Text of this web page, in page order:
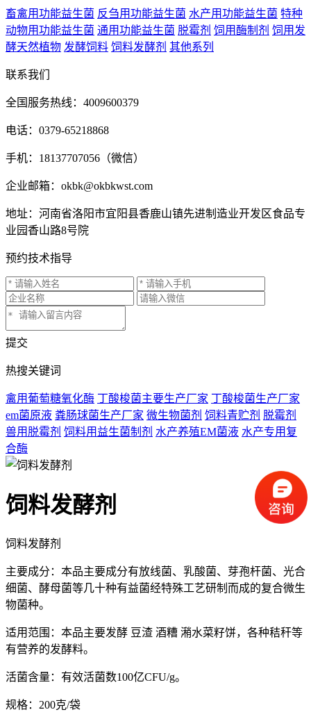
畜禽用功能益生菌 反刍用功能益生菌 水产用功能益生菌 特种
动物用功能益生菌 通用功能益生菌 脱霉剂 饲用酶制剂 饲用发
酵天然植物 发酵饲料 饲料发酵剂 其他系列
联系我们
全国服务热线：4009600379
电话：0379-65218868
手机：18137707056（微信）
企业邮箱：okbk@okbkwst.com
地址：河南省洛阳市宜阳县香鹿山镇先进制造业开发区食品专
业园香山路8号院
预约技术指导
提交
热搜关键词
禽用葡萄糖氧化酶 丁酸梭菌主要生产厂家 丁酸梭菌生产厂家
em菌原液 粪肠球菌生产厂家 微生物菌剂 饲料青贮剂 脱霉剂
兽用脱霉剂 饲料用益生菌制剂 水产养殖EM菌液 水产专用复
合酶
饲料发酵剂
饲料发酵剂
主要成分：本品主要成分有放线菌、乳酸菌、芽孢杆菌、光合
细菌、酵母菌等几十种有益菌经特殊工艺研制而成的复合微生
物菌种。
适用范围：本品主要发酵 豆渣 酒糟 潲水菜籽饼，各种秸秆等
有营养的发酵料。
活菌含量：有效活菌数100亿CFU/g。
规格：200克/袋